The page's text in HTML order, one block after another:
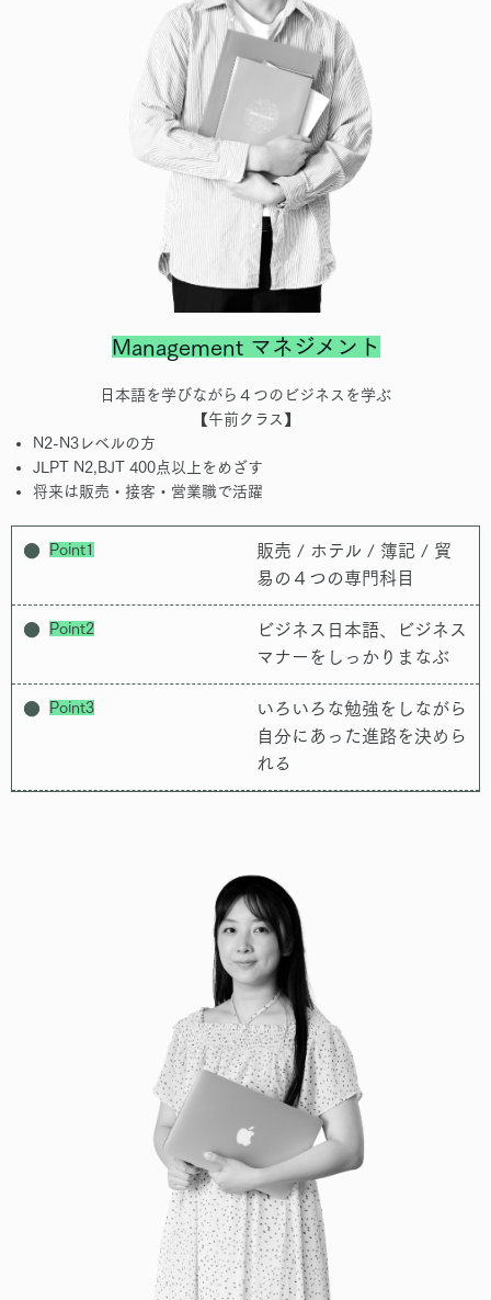
Management マネジメント
日本語を学びながら４つのビジネスを学ぶ
【午前クラス】
N2-N3レベルの方
JLPT N2,BJT 400点以上をめざす
将来は販売・接客・営業職で活躍
Point1
販売 / ホテル / 簿記 / 貿
易の４つの専門科目
Point2
ビジネス日本語、ビジネス
マナーをしっかりまなぶ
Point3
いろいろな勉強をしながら
自分にあった進路を決めら
れる